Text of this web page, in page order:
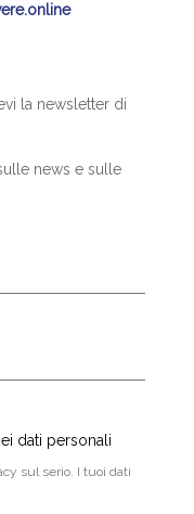
la newsletter di
news e sulle
dati personali
sul serio. I tuoi dati